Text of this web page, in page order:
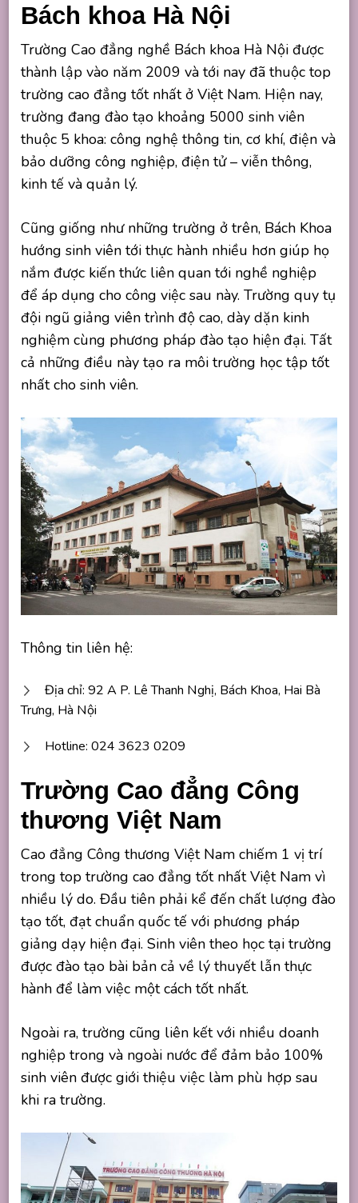
Bách khoa Hà Nội
Trường Cao đẳng nghề Bách khoa Hà Nội được
thành lập vào năm 2009 và tới nay đã thuộc top
trường cao đẳng tốt nhất ở Việt Nam. Hiện nay,
trường đang đào tạo khoảng 5000 sinh viên
thuộc 5 khoa: công nghệ thông tin, cơ khí, điện và
bảo dưỡng công nghiệp, điện tử – viễn thông,
kinh tế và quản lý.
Cũng giống như những trường ở trên, Bách Khoa
hướng sinh viên tới thực hành nhiều hơn giúp họ
nắm được kiến thức liên quan tới nghề nghiệp
để áp dụng cho công việc sau này. Trường quy tụ
đội ngũ giảng viên trình độ cao, dày dặn kinh
nghiệm cùng phương pháp đào tạo hiện đại. Tất
cả những điều này tạo ra môi trường học tập tốt
nhất cho sinh viên.
Thông tin liên hệ:
Địa chỉ: 92 A P. Lê Thanh Nghị, Bách Khoa, Hai Bà
Trưng, Hà Nội
Hotline: 024 3623 0209
Trường Cao đẳng Công
thương Việt Nam
Cao đẳng Công thương Việt Nam chiếm 1 vị trí
trong top trường cao đẳng tốt nhất Việt Nam vì
nhiều lý do. Đầu tiên phải kể đến chất lượng đào
tạo tốt, đạt chuẩn quốc tế với phương pháp
giảng dạy hiện đại. Sinh viên theo học tại trường
được đào tạo bài bản cả về lý thuyết lẫn thực
hành để làm việc một cách tốt nhất.
Ngoài ra, trường cũng liên kết với nhiều doanh
nghiệp trong và ngoài nước để đảm bảo 100%
sinh viên được giới thiệu việc làm phù hợp sau
khi ra trường.